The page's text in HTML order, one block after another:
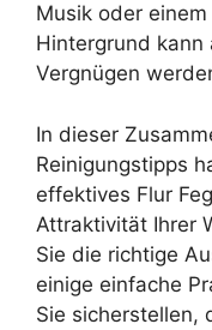
Musik oder
Hintergrund kann
Vergnügen
In dieser
Reinigungstipps
effektives Flur
Attraktivität Ihrer
Sie die richtige
einige einfache
Sie sicherstellen,